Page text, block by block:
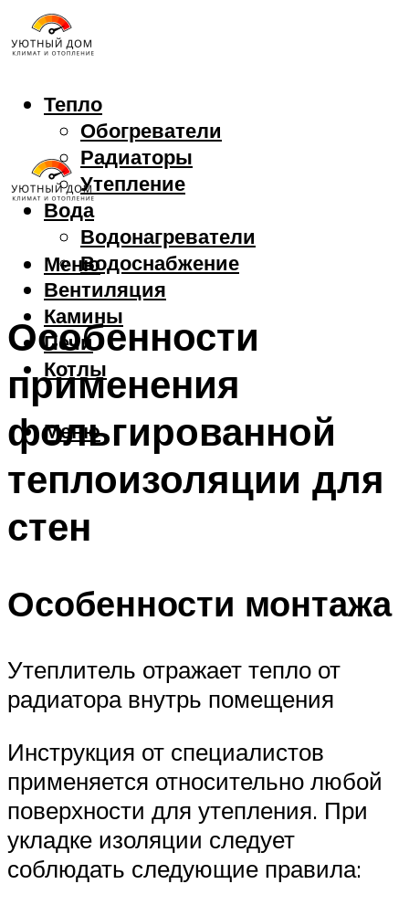
Тепло
Обогреватели
Радиаторы
Утепление
Вода
Водонагреватели
Водоснабжение
Вентиляция
Камины
Печи
Котлы
Меню
Меню
Особенности
применения
фольгированной
теплоизоляции для
стен
Особенности монтажа
Утеплитель отражает тепло от
радиатора внутрь помещения
Инструкция от специалистов
применяется относительно любой
поверхности для утепления. При
укладке изоляции следует
соблюдать следующие правила: